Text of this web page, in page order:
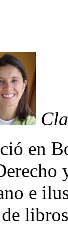
en
e
de